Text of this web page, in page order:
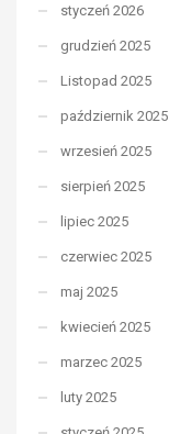
styczeń 2026
grudzień 2025
Listopad 2025
październik 2025
wrzesień 2025
sierpień 2025
lipiec 2025
czerwiec 2025
maj 2025
kwiecień 2025
marzec 2025
luty 2025